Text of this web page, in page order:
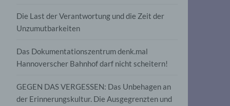
Die Last der Verantwortung und die Zeit der
Unzumutbarkeiten
Das Dokumentationszentrum denk.mal
Hannoverscher Bahnhof darf nicht scheitern!
GEGEN DAS VERGESSEN: Das Unbehagen an
der Erinnerungskultur. Die Ausgegrenzten und